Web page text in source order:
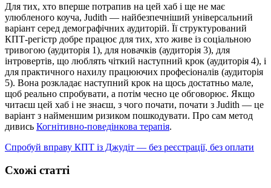
Для тих, хто вперше потрапив на цей хаб і ще не має
улюбленого коуча, Judith — найбезпечніший універсальний
варіант серед демографічних аудиторій. Її структурований
КПТ-регістр добре працює для тих, хто живе із соціальною
тривогою (аудиторія 1), для новачків (аудиторія 3), для
інтровертів, що люблять чіткий наступний крок (аудиторія 4), і
для практичного нахилу працюючих професіоналів (аудиторія
5). Вона розкладає наступний крок на щось достатньо мале,
щоб реально спробувати, а потім чесно це обговорює. Якщо
читаєш цей хаб і не знаєш, з чого почати, почати з Judith — це
варіант з найменшим ризиком пошкодувати. Про сам метод
дивись Когнітивно-поведінкова терапія.
Спробуй вправу КПТ із Джудіт — без реєстрації, без оплати
Схожі статті